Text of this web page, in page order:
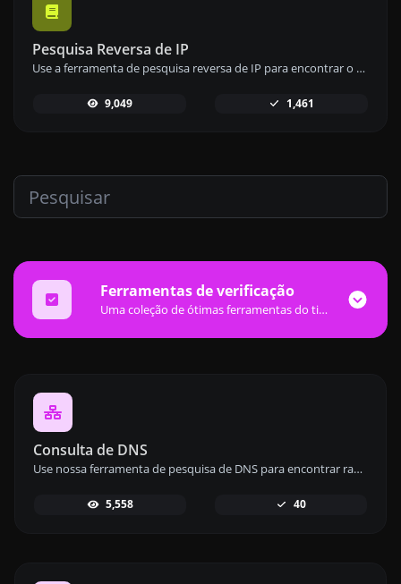
Pesquisa Reversa de IP
Use a ferramenta de pesquisa reversa de IP para encontrar o domínio ou host associado a qualquer endereço IP de forma rápida e fácil.
9,049 1,461
Ferramentas de verificação
Uma coleção de ótimas ferramentas do tipo verificador para ajudar você a checar e verificar diferentes tipos de coisas.
Consulta de DNS
Use nossa ferramenta de pesquisa de DNS para encontrar rapidamente registros DNS A, AAAA, CNAME, MX, NS, TXT, SOA de qualquer host e obter informações detalhadas.
5,558 40